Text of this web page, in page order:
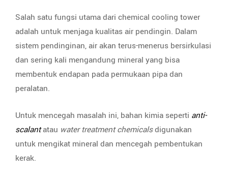
Salah satu fungsi utama dari chemical cooling tower
adalah untuk menjaga kualitas air pendingin. Dalam
sistem pendinginan, air akan terus-menerus bersirkulasi
dan sering kali mengandung mineral yang bisa
membentuk endapan pada permukaan pipa dan
peralatan.
Untuk mencegah masalah ini, bahan kimia seperti anti-
scalantatau water treatment chemicalsdigunakan
untuk mengikat mineral dan mencegah pembentukan
kerak.